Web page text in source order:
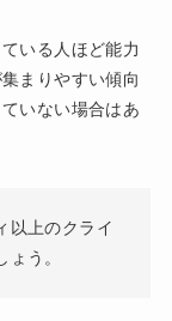
いる人ほど能力
まりやすい傾向
いない場合はあ
以上のクライ
う。